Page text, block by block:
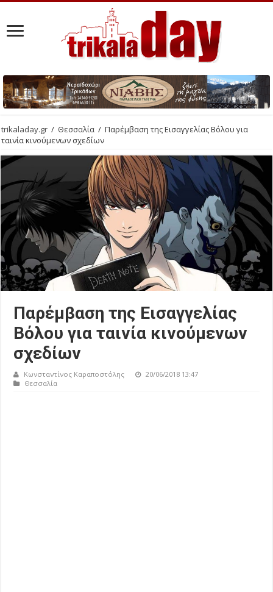
trikaladay.gr / Θεσσαλία / Παρέμβαση της Εισαγγελίας Βόλου για
ταινία κινούμενων σχεδίων
Παρέμβαση της Εισαγγελίας
Βόλου για ταινία κινούμενων
σχεδίων
Κωνσταντίνος Καραποστόλης
20/06/2018 13:47
Θεσσαλία